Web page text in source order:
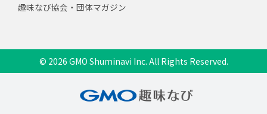
趣味なび協会・団体マガジン
© 2026 GMO Shuminavi Inc. All Rights Reserved.